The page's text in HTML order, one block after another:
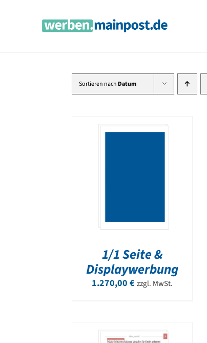
Sortieren nach Datum
1/1 Seite &
Displaywerbung
1.270,00 € zzgl. MwSt.